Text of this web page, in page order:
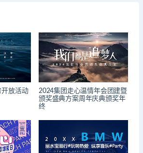
开放活动
2024集团走心温情年会团建暨
颁奖盛典方案周年庆典颁奖年
终